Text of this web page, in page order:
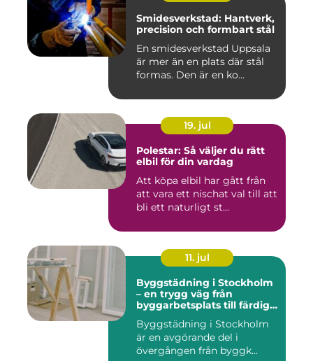
Smidesverkstad: Hantverk,
precision och formbart stål
En smidesverkstad Uppsala
är mer än en plats där stål
formas. Den är en ko...
19. jul
Polestar: Så väljer du rätt
elbil för din vardag
Att köpa elbil har gått från
att vara ett nischat val till att
bli ett naturligt st...
11. jul
Byggstädning i Stockholm
– en trygg väg från
byggarbetsplats till färdig
Byggstädning i Stockholm
är en avgörande del i
övergången från byggk...